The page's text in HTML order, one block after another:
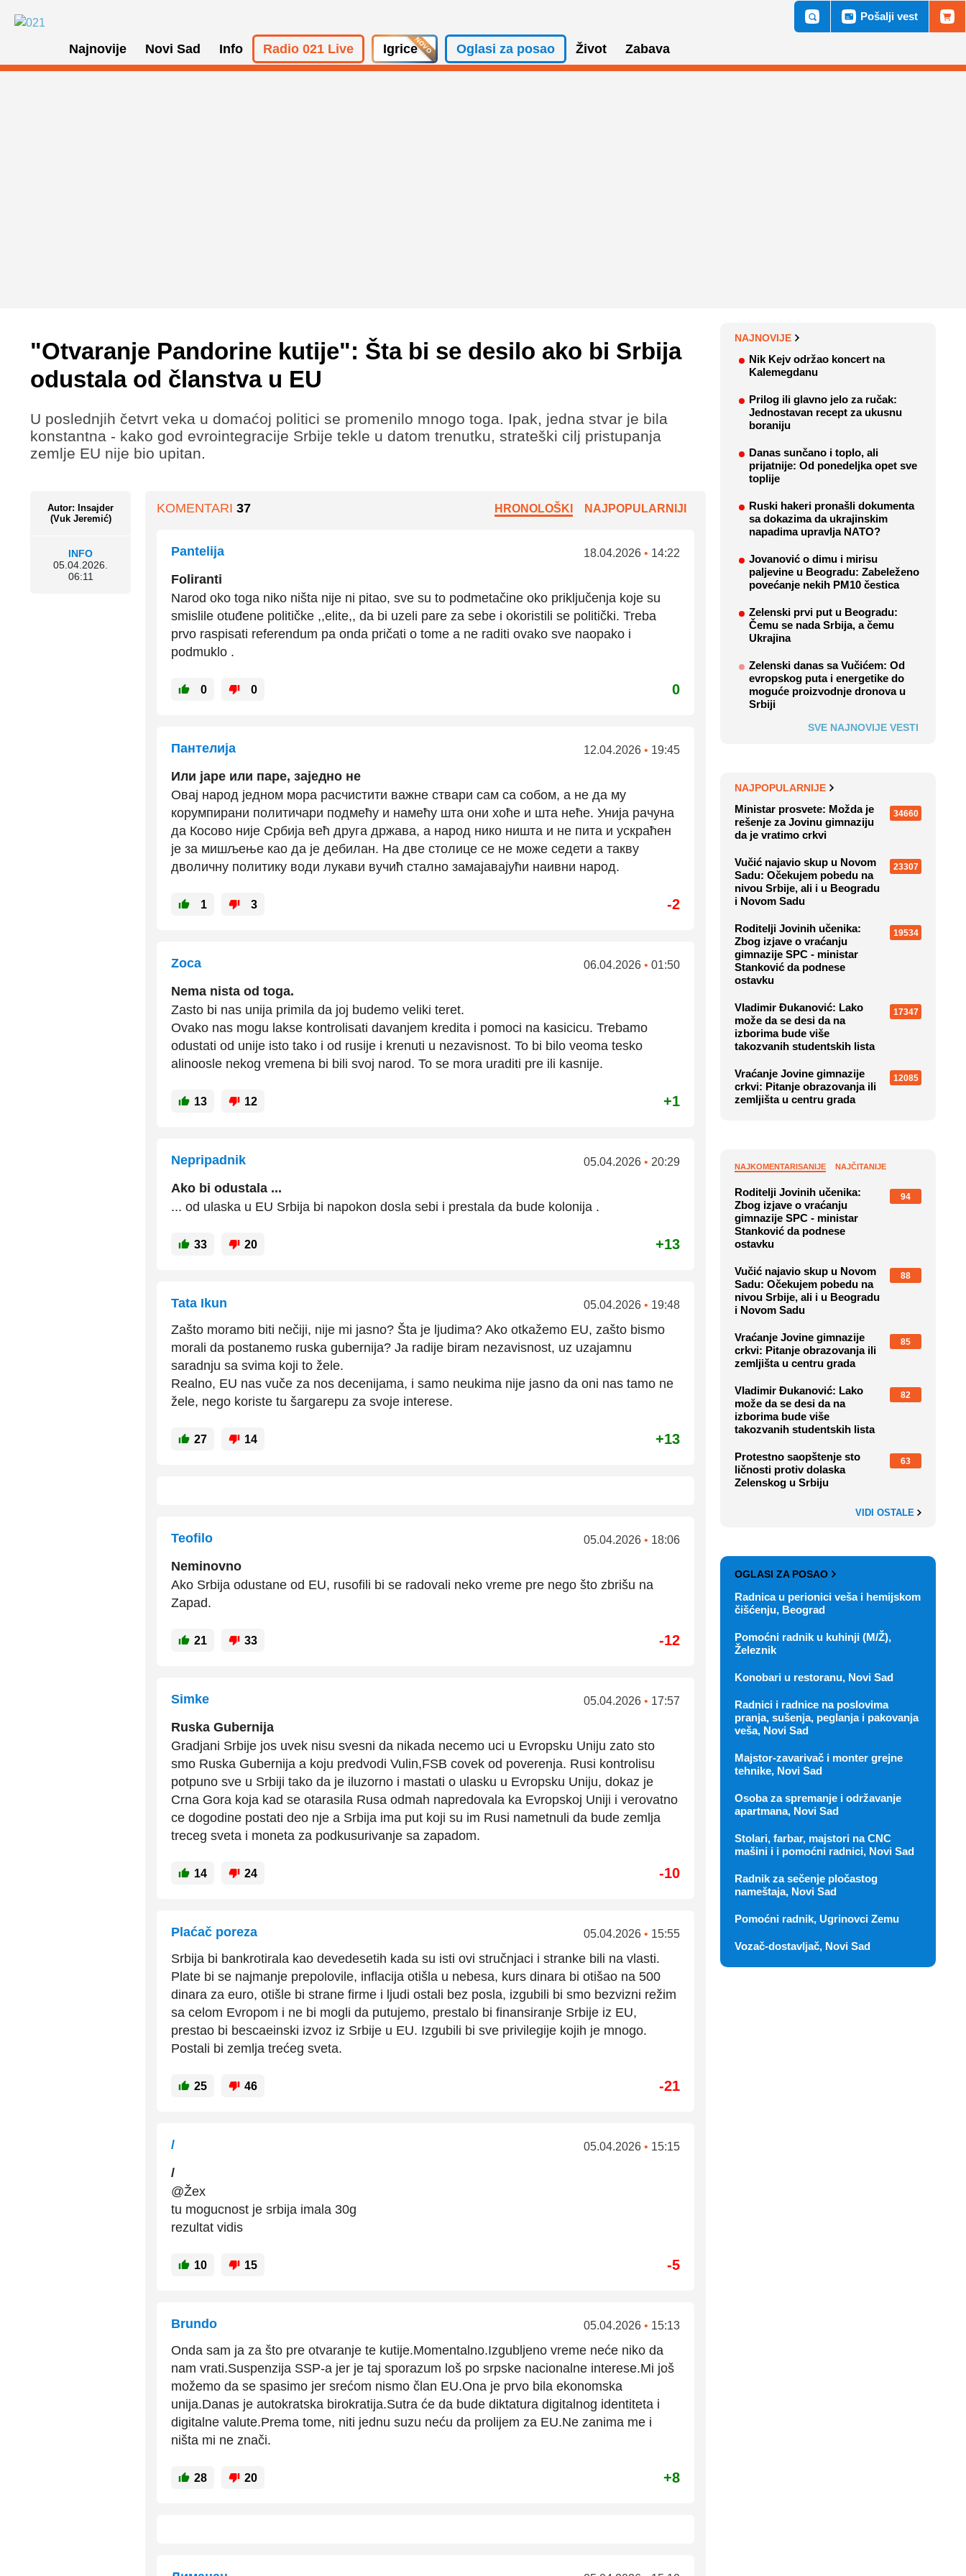
Najnovije Novi Sad Info Radio 021 Live Igrice Oglasi za posao Život Zabava
Pošalji vest
"Otvaranje Pandorine kutije": Šta bi se desilo ako bi Srbija
odustala od članstva u EU
Autor: Insajder
(Vuk Jeremić)
INFO
05.04.2026.
06:11
U poslednjih četvrt veka u domaćoj politici se promenilo mnogo toga. Ipak, jedna stvar je bila
konstantna - kako god evrointegracije Srbije tekle u datom trenutku, strateški cilj pristupanja
zemlje EU nije bio upitan.
KOMENTARI 37 HRONOLOŠKI NAJPOPULARNIJI
Pantelija 18.04.2026 • 14:22
Foliranti
Narod oko toga niko ništa nije ni pitao, sve su to podmetačine oko priključenja koje su
smislile otuđene političke ,,elite,, da bi uzeli pare za sebe i okoristili se politički. Treba
prvo raspisati referendum pa onda pričati o tome a ne raditi ovako sve naopako i
podmuklo .
0 0 0
Пантелија 12.04.2026 • 19:45
Или јаре или паре, заједно не
Овај народ једном мора расчистити важне ствари сам са собом, а не да му
корумпирани политичари подмећу и намећу шта они хоће и шта неће. Унија рачуна
да Косово није Србија већ друга држава, а народ нико ништа и не пита и ускраћен
је за мишљење као да је дебилан. На две столице се не може седети а такву
дволичну политику води лукави вучић стално замајавајући наивни народ.
1 3 -2
Zoca 06.04.2026 • 01:50
Nema nista od toga.
Zasto bi nas unija primila da joj budemo veliki teret.
Ovako nas mogu lakse kontrolisati davanjem kredita i pomoci na kasicicu. Trebamo
odustati od unije isto tako i od rusije i krenuti u nezavisnost. To bi bilo veoma tesko
alinoosle nekog vremena bi bili svoj narod. To se mora uraditi pre ili kasnije.
13 12 +1
Nepripadnik 05.04.2026 • 20:29
Ako bi odustala ...
... od ulaska u EU Srbija bi napokon dosla sebi i prestala da bude kolonija .
33 20 +13
Tata Ikun 05.04.2026 • 19:48
Zašto moramo biti nečiji, nije mi jasno? Šta je ljudima? Ako otkažemo EU, zašto bismo
morali da postanemo ruska gubernija? Ja radije biram nezavisnost, uz uzajamnu
saradnju sa svima koji to žele.
Realno, EU nas vuče za nos decenijama, i samo neukima nije jasno da oni nas tamo ne
žele, nego koriste tu šargarepu za svoje interese.
27 14 +13
Teofilo 05.04.2026 • 18:06
Neminovno
Ako Srbija odustane od EU, rusofili bi se radovali neko vreme pre nego što zbrišu na
Zapad.
21 33 -12
Simke 05.04.2026 • 17:57
Ruska Gubernija
Gradjani Srbije jos uvek nisu svesni da nikada necemo uci u Evropsku Uniju zato sto
smo Ruska Gubernija a koju predvodi Vulin,FSB covek od poverenja. Rusi kontrolisu
potpuno sve u Srbiji tako da je iluzorno i mastati o ulasku u Evropsku Uniju, dokaz je
Crna Gora koja kad se otarasila Rusa odmah napredovala ka Evropskoj Uniji i verovatno
ce dogodine postati deo nje a Srbija ima put koji su im Rusi nametnuli da bude zemlja
treceg sveta i moneta za podkusurivanje sa zapadom.
14 24 -10
Plaćač poreza 05.04.2026 • 15:55
Srbija bi bankrotirala kao devedesetih kada su isti ovi stručnjaci i stranke bili na vlasti.
Plate bi se najmanje prepolovile, inflacija otišla u nebesa, kurs dinara bi otišao na 500
dinara za euro, otišle bi strane firme i ljudi ostali bez posla, izgubili bi smo bezvizni režim
sa celom Evropom i ne bi mogli da putujemo, prestalo bi finansiranje Srbije iz EU,
prestao bi bescaeinski izvoz iz Srbije u EU. Izgubili bi sve privilegije kojih je mnogo.
Postali bi zemlja trećeg sveta.
25 46 -21
/ 05.04.2026 • 15:15
/
@Žex
tu mogucnost je srbija imala 30g
rezultat vidis
10 15 -5
Brundo 05.04.2026 • 15:13
Onda sam ja za što pre otvaranje te kutije.Momentalno.Izgubljeno vreme neće niko da
nam vrati.Suspenzija SSP-a jer je taj sporazum loš po srpske nacionalne interese.Mi još
možemo da se spasimo jer srećom nismo član EU.Ona je prvo bila ekonomska
unija.Danas je autokratska birokratija.Sutra će da bude diktatura digitalnog identiteta i
digitalne valute.Prema tome, niti jednu suzu neću da prolijem za EU.Ne zanima me i
ništa mi ne znači.
28 20 +8
NAJNOVIJE
Nik Kejv održao koncert na
Kalemegdanu
Prilog ili glavno jelo za ručak:
Jednostavan recept za ukusnu
boraniju
Danas sunčano i toplo, ali
prijatnije: Od ponedeljka opet sve
toplije
Ruski hakeri pronašli dokumenta
sa dokazima da ukrajinskim
napadima upravlja NATO?
Jovanović o dimu i mirisu
paljevine u Beogradu: Zabeleženo
povećanje nekih PM10 čestica
Zelenski prvi put u Beogradu:
Čemu se nada Srbija, a čemu
Ukrajina
Zelenski danas sa Vučićem: Od
evropskog puta i energetike do
moguće proizvodnje dronova u
Srbiji
SVE NAJNOVIJE VESTI
NAJPOPULARNIJE
Ministar prosvete: Možda je
rešenje za Jovinu gimnaziju
da je vratimo crkvi
34660
Vučić najavio skup u Novom
Sadu: Očekujem pobedu na
nivou Srbije, ali i u Beogradu
i Novom Sadu
23307
Roditelji Jovinih učenika:
Zbog izjave o vraćanju
gimnazije SPC - ministar
Stanković da podnese
ostavku
19534
Vladimir Đukanović: Lako
može da se desi da na
izborima bude više
takozvanih studentskih lista
17347
Vraćanje Jovine gimnazije
crkvi: Pitanje obrazovanja ili
zemljišta u centru grada
12085
NAJKOMENTARISANIJE NAJČITANIJE
Roditelji Jovinih učenika:
Zbog izjave o vraćanju
gimnazije SPC - ministar
Stanković da podnese
ostavku
94
Vučić najavio skup u Novom
Sadu: Očekujem pobedu na
nivou Srbije, ali i u Beogradu
i Novom Sadu
88
Vraćanje Jovine gimnazije
crkvi: Pitanje obrazovanja ili
zemljišta u centru grada
85
Vladimir Đukanović: Lako
može da se desi da na
izborima bude više
takozvanih studentskih lista
82
Protestno saopštenje sto
ličnosti protiv dolaska
Zelenskog u Srbiju
63
VIDI OSTALE
OGLASI ZA POSAO
Radnica u perionici veša i hemijskom
čišćenju, Beograd
Pomoćni radnik u kuhinji (M/Ž),
Železnik
Konobari u restoranu, Novi Sad
Radnici i radnice na poslovima
pranja, sušenja, peglanja i pakovanja
veša, Novi Sad
Majstor-zavarivač i monter grejne
tehnike, Novi Sad
Osoba za spremanje i održavanje
apartmana, Novi Sad
Stolari, farbar, majstori na CNC
mašini i i pomoćni radnici, Novi Sad
Radnik za sečenje pločastog
nameštaja, Novi Sad
Pomoćni radnik, Ugrinovci Zemu
Vozač-dostavljač, Novi Sad